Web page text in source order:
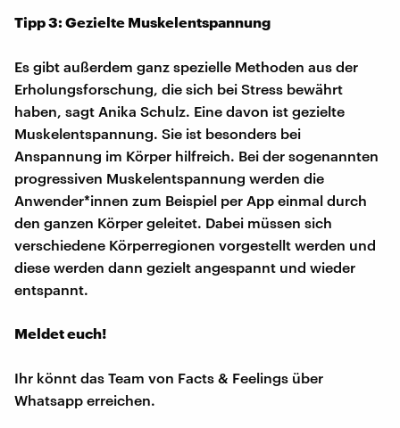
Tipp 3: Gezielte Muskelentspannung
Es gibt außerdem ganz spezielle Methoden aus der
Erholungsforschung, die sich bei Stress bewährt
haben, sagt Anika Schulz. Eine davon ist gezielte
Muskelentspannung. Sie ist besonders bei
Anspannung im Körper hilfreich. Bei der sogenannten
progressiven Muskelentspannung werden die
Anwender*innen zum Beispiel per App einmal durch
den ganzen Körper geleitet. Dabei müssen sich
verschiedene Körperregionen vorgestellt werden und
diese werden dann gezielt angespannt und wieder
entspannt.
Meldet euch!
Ihr könnt das Team von Facts & Feelings über
Whatsapp erreichen.